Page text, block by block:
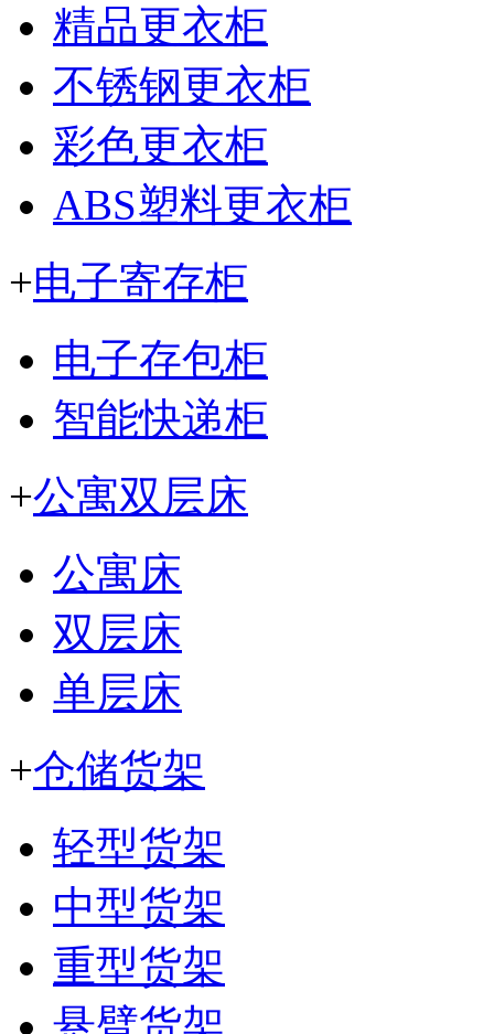
精品更衣柜
不锈钢更衣柜
彩色更衣柜
ABS塑料更衣柜
+电子寄存柜
电子存包柜
智能快递柜
+公寓双层床
公寓床
双层床
单层床
+仓储货架
轻型货架
中型货架
重型货架